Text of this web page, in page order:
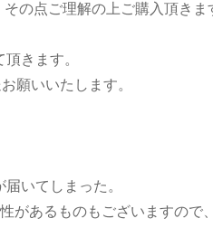
の点ご理解の上ご購入頂き
きます。
願いいたします。
いてしまった。
があるものもございますので